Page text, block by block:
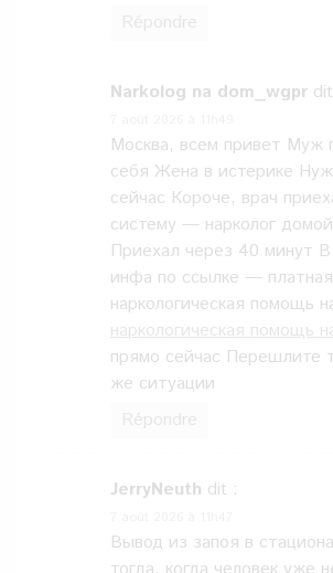
Narkolog na dom_wgpr
Москва, всем привет Муж
себя Жена в истерике
сейчас Короче, врач
систему — нарколог
Приехал через 40 минут
инфа по ссылке — платная
наркологическая помощь
наркологическая помощь
прямо сейчас Перешлите
же ситуации
JerryNeuth dit :
Вывод из запоя в